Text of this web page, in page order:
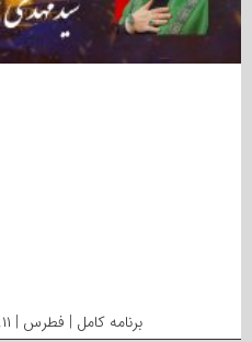
برنامه کامل | فطرس | ۱۴۰۵.۵.۱۱ | اربعین ۱۴۰۵